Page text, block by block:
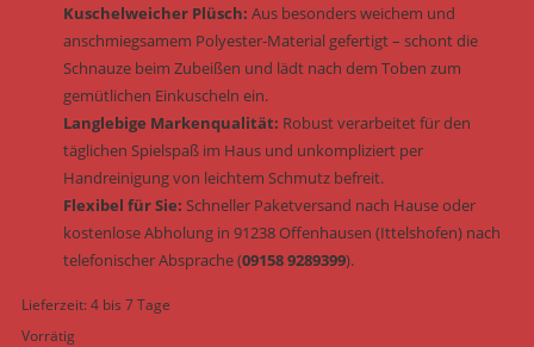
Kuschelweicher Plüsch: Aus besonders weichem und
anschmiegsamem Polyester-Material gefertigt – schont die
Schnauze beim Zubeißen und lädt nach dem Toben zum
gemütlichen Einkuscheln ein.
Langlebige Markenqualität: Robust verarbeitet für den
täglichen Spielspaß im Haus und unkompliziert per
Handreinigung von leichtem Schmutz befreit.
Flexibel für Sie: Schneller Paketversand nach Hause oder
kostenlose Abholung in 91238 Offenhausen (Ittelshofen) nach
telefonischer Absprache (09158 9289399).
Lieferzeit:4 bis 7 Tage
Vorrätig